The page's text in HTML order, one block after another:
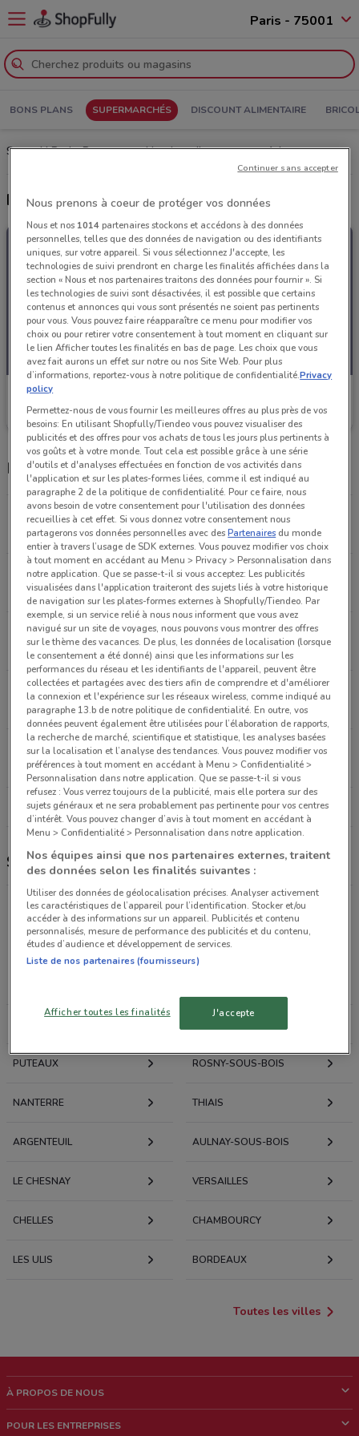
Paris - 75001
BONS PLANS SUPERMARCHÉS DISCOUNT ALIMENTAIRE
Super U Paris: Prospectus, Horaires d’ouverture et Adresses
Derniers catalogues Super U
Super U
Valable jusqu'à demain 12.9 km
Magasins Super U dans les environs
48b rue custine, paris 18e arrondissement Paris
3.3 km
OUVERT
14 Rue Paul Bert Paris
3.3 km
OUVERT
103 Avenue De Clichy Paris
3.5 km
OUVERT
34 Boulevard Ornano Paris
3.8 km
OUVERT
50 Rue Custine Paris
3.8 km
OUVERT
Tous les magasins Super U
Super U, promotions et magasins
Promotions des catalogues et prospectus par ville
dans les environs
PUTEAUX ROSNY-SOUS-BOIS
NANTERRE THIAIS
ARGENTEUIL AULNAY-SOUS-BOIS
LE CHESNAY VERSAILLES
CHELLES CHAMBOURCY
LES ULIS BORDEAUX
Toutes les villes
À PROPOS DE NOUS
POUR LES ENTREPRISES
Nous prenons à coeur de protéger vos données
Nous et nos 1014partenaires stockons et accédons à des données
personnelles, telles que des données de navigation ou des identifiants
uniques, sur votre appareil. Si vous sélectionnez J'accepte, les
technologies de suivi prendront en charge les finalités affichées dans la
section « Nous et nos partenaires traitons des données pour fournir ». Si
les technologies de suivi sont désactivées, il est possible que certains
contenus et annonces qui vous sont présentés ne soient pas pertinents
pour vous. Vous pouvez faire réapparaître ce menu pour modifier vos
choix ou pour retirer votre consentement à tout moment en cliquant sur
le lien Afficher toutes les finalités en bas de page. Les choix que vous
avez fait aurons un effet sur notre ou nos Site Web. Pour plus
d’informations, reportez-vous à notre politique de confidentialité.Privacy
policy
Permettez-nous de vous fournir les meilleures offres au plus près de vos
besoins: En utilisant Shopfully/Tiendeo vous pouvez visualiser des
publicités et des offres pour vos achats de tous les jours plus pertinents à
vos goûts et à votre monde. Tout cela est possible grâce à une série
d'outils et d'analyses effectuées en fonction de vos activités dans
l'application et sur les plates-formes liées, comme il est indiqué au
paragraphe 2 de la politique de confidentialité. Pour ce faire, nous
avons besoin de votre consentement pour l'utilisation des données
recueillies à cet effet. Si vous donnez votre consentement nous
partagerons vos données personnelles avec desPartenaires du monde
entier à travers l’usage de SDK externes. Vous pouvez modifier vos choix
à tout moment en accédant au Menu > Privacy > Personnalisation dans
notre application. Que se passe-t-il si vous acceptez: Les publicités
visualisées dans l'application traiteront des sujets liés à votre historique
de navigation sur les plates-formes externes à Shopfully/Tiendeo. Par
exemple, si un service relié à nous nous informent que vous avez
navigué sur un site de voyages, nous pouvons vous montrer des offres
sur le thème des vacances. De plus, les données de localisation (lorsque
le consentement a été donné) ainsi que les informations sur les
performances du réseau et les identifiants de l'appareil, peuvent être
collectées et partagées avec des tiers afin de comprendre et d'améliorer
la connexion et l'expérience sur les réseaux wireless, comme indiqué au
paragraphe 13.b de notre politique de confidentialité. En outre, vos
données peuvent également être utilisées pour l’élaboration de rapports,
la recherche de marché, scientifique et statistique, les analyses basées
sur la localisation et l’analyse des tendances. Vous pouvez modifier vos
préférences à tout moment en accédant à Menu > Confidentialité >
Personnalisation dans notre application. Que se passe-t-il si vous
refusez : Vous verrez toujours de la publicité, mais elle portera sur des
sujets généraux et ne sera probablement pas pertinente pour vos centres
d’intérêt. Vous pouvez changer d’avis à tout moment en accédant à
Menu > Confidentialité > Personnalisation dans notre application.
Nos équipes ainsi que nos partenaires externes, traitent
des données selon les finalités suivantes :
Utiliser des données de géolocalisation précises. Analyser activement
les caractéristiques de l’appareil pour l’identification. Stocker et/ou
accéder à des informations sur un appareil. Publicités et contenu
personnalisés, mesure de performance des publicités et du contenu,
études d’audience et développement de services.
Liste de nos partenaires (fournisseurs)
Afficher toutes les finalités J'accepte
Continuer sans accepter